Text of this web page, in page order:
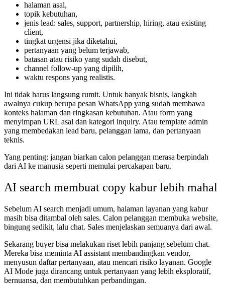
halaman asal,
topik kebutuhan,
jenis lead: sales, support, partnership, hiring, atau existing
client,
tingkat urgensi jika diketahui,
pertanyaan yang belum terjawab,
batasan atau risiko yang sudah disebut,
channel follow-up yang dipilih,
waktu respons yang realistis.
Ini tidak harus langsung rumit. Untuk banyak bisnis, langkah
awalnya cukup berupa pesan WhatsApp yang sudah membawa
konteks halaman dan ringkasan kebutuhan. Atau form yang
menyimpan URL asal dan kategori inquiry. Atau template admin
yang membedakan lead baru, pelanggan lama, dan pertanyaan
teknis.
Yang penting: jangan biarkan calon pelanggan merasa berpindah
dari AI ke manusia seperti memulai percakapan baru.
AI search membuat copy kabur lebih mahal
Sebelum AI search menjadi umum, halaman layanan yang kabur
masih bisa ditambal oleh sales. Calon pelanggan membuka website,
bingung sedikit, lalu chat. Sales menjelaskan semuanya dari awal.
Sekarang buyer bisa melakukan riset lebih panjang sebelum chat.
Mereka bisa meminta AI assistant membandingkan vendor,
menyusun daftar pertanyaan, atau mencari risiko layanan. Google
AI Mode juga dirancang untuk pertanyaan yang lebih eksploratif,
bernuansa, dan membutuhkan perbandingan.